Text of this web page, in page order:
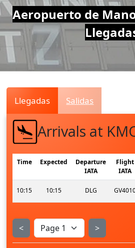
Air
Traffic
Live
Aeropuerto de
Llegadas Salidas
Arrivals at
Time Expected
Departure
IATA
Flight
IATA
10:15 10:15 DLG
< >